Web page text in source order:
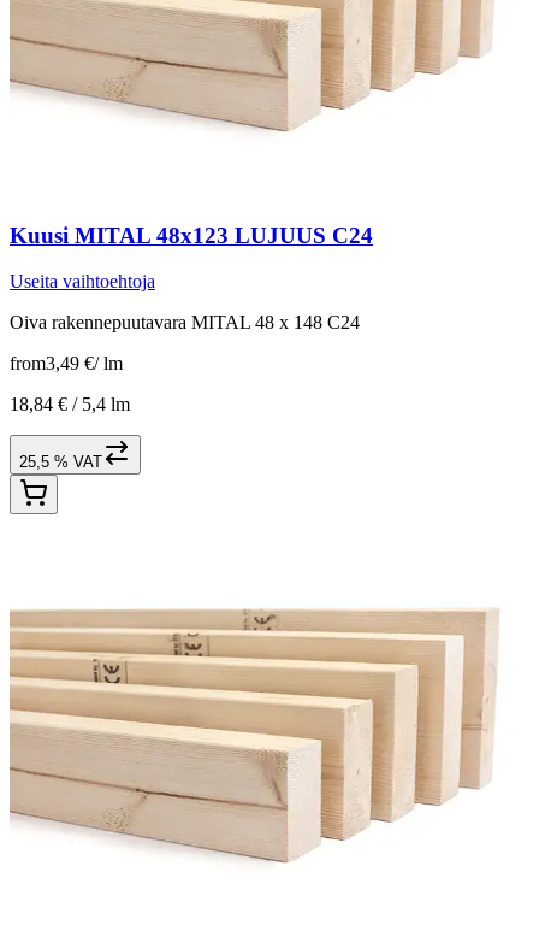
Kuusi MITAL 48x123 LUJUUS C24
Useita vaihtoehtoja
Oiva rakennepuutavara MITAL 48 x 148 C24
from3,49 €/ lm
18,84 € / 5,4 lm
25,5 % VAT